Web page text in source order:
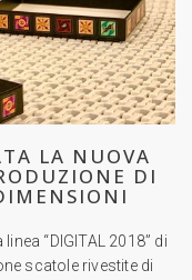
LA NUOVA
DI
“DIGITAL 2018” di
scatole rivestite di